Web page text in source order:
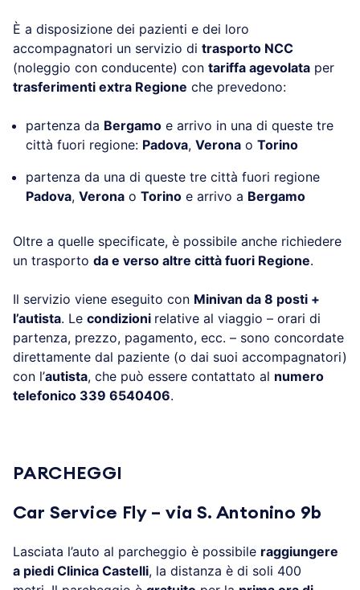
È a disposizione dei pazienti e dei loro
accompagnatori un servizio di trasporto NCC
(noleggio con conducente) con tariffa agevolata per
trasferimenti extra Regione che prevedono:
partenza da Bergamo e arrivo in una di queste tre
città fuori regione: Padova, Verona o Torino
partenza da una di queste tre città fuori regione
Padova, Verona o Torino e arrivo a Bergamo
Oltre a quelle specificate, è possibile anche richiedere
un trasporto da e verso altre città fuori Regione.
Il servizio viene eseguito con Minivan da 8 posti +
l’autista. Le condizioni relative al viaggio – orari di
partenza, prezzo, pagamento, ecc. – sono concordate
direttamente dal paziente (o dai suoi accompagnatori)
con l’autista, che può essere contattato al numero
telefonico 339 6540406.
PARCHEGGI
Car Service Fly – via S. Antonino 9b
Lasciata l’auto al parcheggio è possibile raggiungere
a piedi Clinica Castelli, la distanza è di soli 400